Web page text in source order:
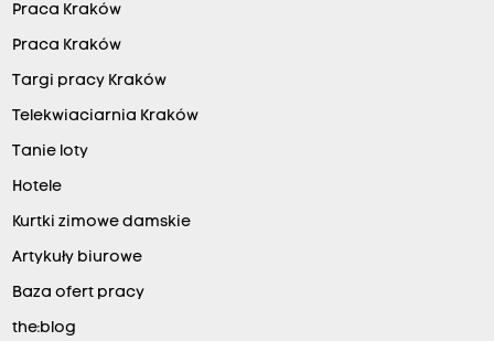
Praca Kraków
Praca Kraków
Targi pracy Kraków
Telekwiaciarnia Kraków
Tanie loty
Hotele
Kurtki zimowe damskie
Artykuły biurowe
Baza ofert pracy
the:blog